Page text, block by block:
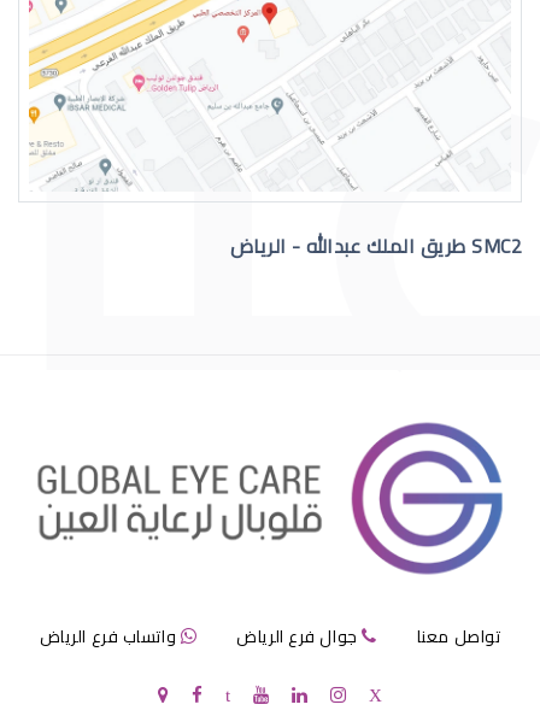
القرنية المخروطية والصداع
قرنية الصناعية
SMC2 طريق الملك عبدالله - الرياض
تواصل معنا جوال فرع الرياض واتساب فرع الرياض